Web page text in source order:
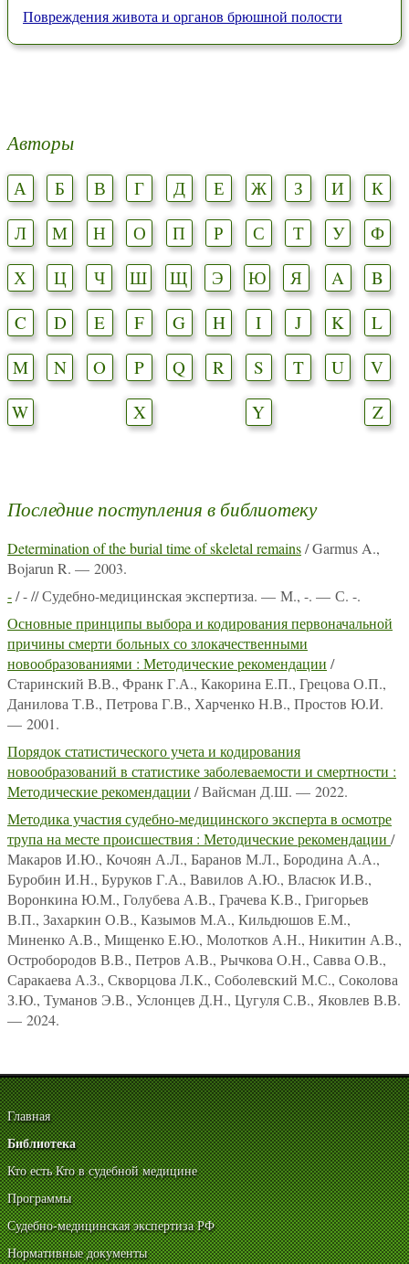
Повреждения живота и органов брюшной полости
Авторы
А Б В Г Д Е Ж З И
К
Л
М Н О П Р С Т У
Ф
Х
Ц Ч Ш Щ Э Ю Я A
B
C
D E F G H I J K
L
M
N O P Q R S T U
V
W
X Y Z
Последние поступления в библиотеку
Determination of the burial time of skeletal remains/ Garmus A.,
Bojarun R. — 2003.
-/ - // Судебно-медицинская экспертиза. — М., -. — С. -.
Основные принципы выбора и кодирования первоначальной
причины смерти больных со злокачественными
новообразованиями : Методические рекомендации /
Старинский В.В., Франк Г.А., Какорина Е.П., Грецова О.П.,
Данилова Т.В., Петрова Г.В., Харченко Н.В., Простов Ю.И.
— 2001.
Порядок статистического учета и кодирования
новообразований в статистике заболеваемости и смертности :
Методические рекомендации / Вайсман Д.Ш. — 2022.
Методика участия судебно-медицинского эксперта в осмотре
трупа на месте происшествия : Методические рекомендации /
Макаров И.Ю., Кочоян А.Л., Баранов М.Л., Бородина А.А.,
Буробин И.Н., Буруков Г.А., Вавилов А.Ю., Власюк И.В.,
Воронкина Ю.М., Голубева А.В., Грачева К.В., Григорьев
В.П., Захаркин О.В., Казымов М.А., Кильдюшов Е.М.,
Миненко А.В., Мищенко Е.Ю., Молотков А.Н., Никитин А.В.,
Остробородов В.В., Петров А.В., Рычкова О.Н., Савва О.В.,
Саракаева А.З., Скворцова Л.К., Соболевский М.С., Соколова
З.Ю., Туманов Э.В., Услонцев Д.Н., Цугуля С.В., Яковлев В.В.
— 2024.
Главная
Библиотека
Кто есть Кто в судебной медицине
Программы
Судебно-медицинская экспертиза РФ
Нормативные документы